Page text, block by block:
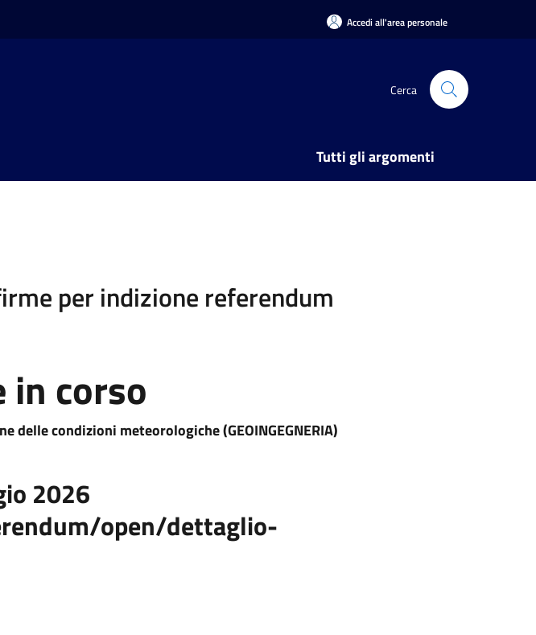
Accedi all'area personale
Cerca
Tutti gli argomenti
per indizione referendum
in corso
delle condizioni meteorologiche (GEOINGEGNERIA)
2026
open/dettaglio-